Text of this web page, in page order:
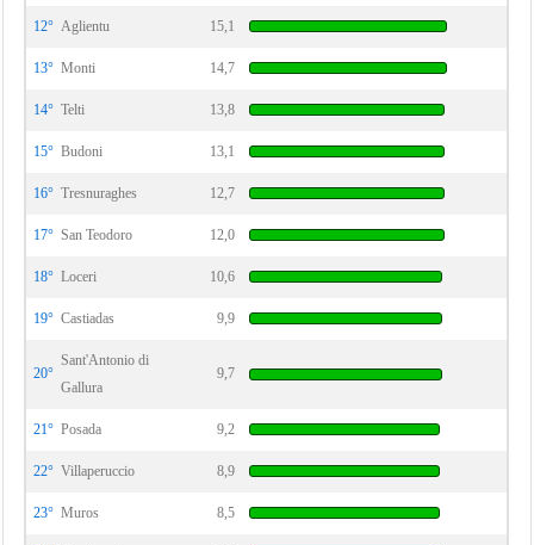
12° Aglientu 15,1
13° Monti 14,7
14° Telti 13,8
15° Budoni 13,1
16° Tresnuraghes 12,7
17° San Teodoro 12,0
18° Loceri 10,6
19° Castiadas 9,9
20°
Sant'Antonio di
Gallura
9,7
21° Posada 9,2
22° Villaperuccio 8,9
23° Muros 8,5